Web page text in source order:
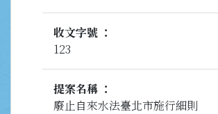
收文字號
123
提案名稱
廢止自來水法臺北市施行細則